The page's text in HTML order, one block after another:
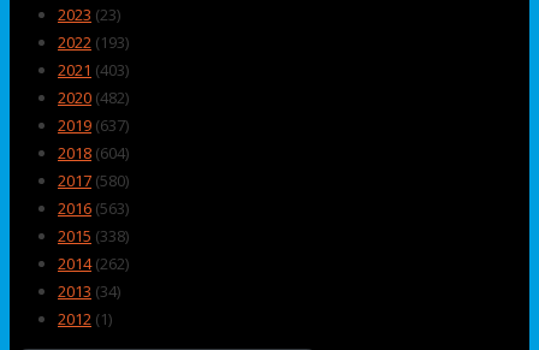
2023 (23)
2022 (193)
2021 (403)
2020 (482)
2019 (637)
2018 (604)
2017 (580)
2016 (563)
2015 (338)
2014(262)
2013 (34)
2012 (1)